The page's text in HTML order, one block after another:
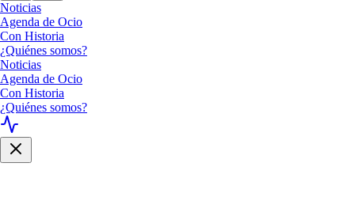
Noticias
Agenda de Ocio
Con Historia
¿Quiénes somos?
Noticias
Agenda de Ocio
Con Historia
¿Quiénes somos?